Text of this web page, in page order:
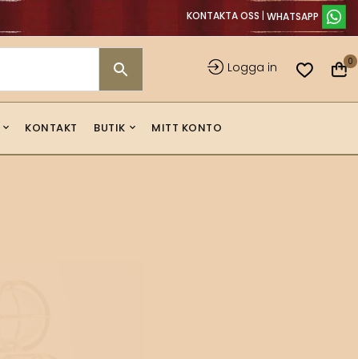
KONTAKTA OSS |
Logga in 0
KONTAKT BUTIK MITT KONTO